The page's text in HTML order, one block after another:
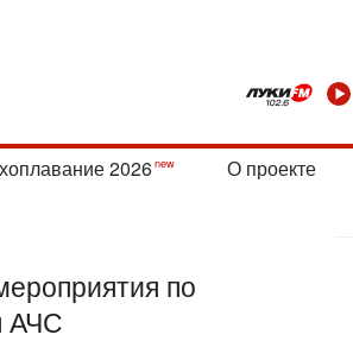
2026 О проекте
по
АЧС